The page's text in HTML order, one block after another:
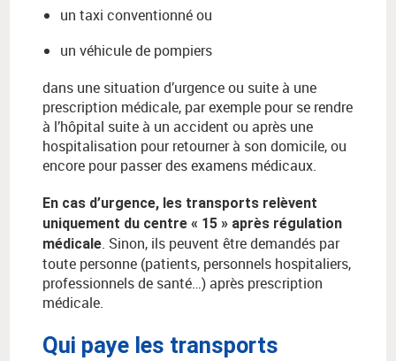
un taxi conventionné ou
un véhicule de pompiers
dans une situation d’urgence ou suite à une
prescription médicale, par exemple pour se rendre
à l’hôpital suite à un accident ou après une
hospitalisation pour retourner à son domicile, ou
encore pour passer des examens médicaux.
En cas d’urgence, les transports relèvent
uniquement du centre « 15 » après régulation
médicale. Sinon, ils peuvent être demandés par
toute personne (patients, personnels hospitaliers,
professionnels de santé…) après prescription
médicale.
Qui paye les transports